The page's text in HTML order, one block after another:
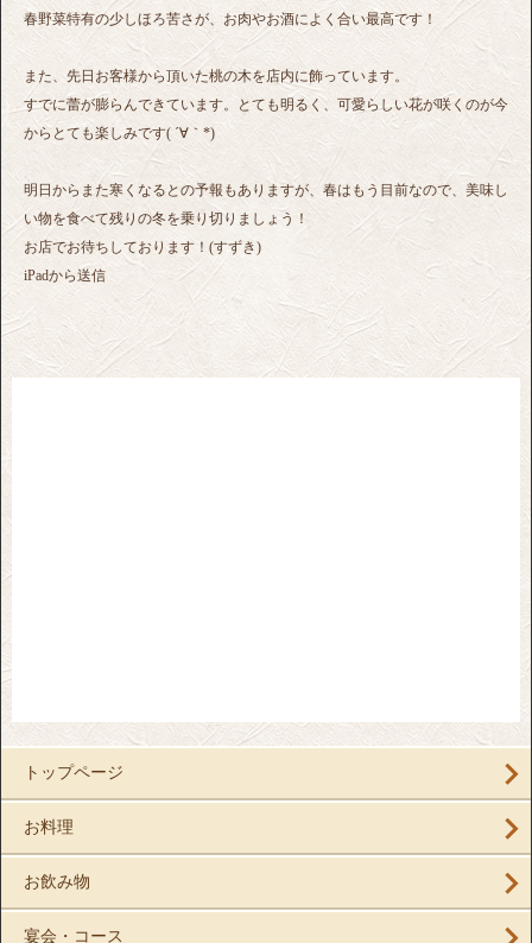
春野菜特有の少しほろ苦さが、お肉やお酒によく合い最高です！
また、先日お客様から頂いた桃の木を店内に飾っています。
すでに蕾が膨らんできています。とても明るく、可愛らしい花が咲くのが今
からとても楽しみです( ´∀｀*)
明日からまた寒くなるとの予報もありますが、春はもう目前なので、美味し
い物を食べて残りの冬を乗り切りましょう！
お店でお待ちしております！(すずき)
iPadから送信
トップページ
お料理
お飲み物
宴会・コース